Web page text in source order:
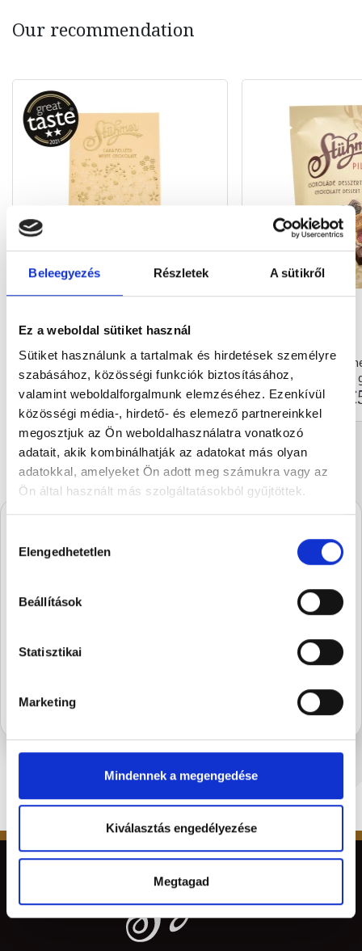
Beleegyezés Részletek A sütikről
Ez a weboldal sütiket használ
Sütiket használunk a tartalmak és hirdetések személyre
szabásához, közösségi funkciók biztosításához,
valamint weboldalforgalmunk elemzéséhez. Ezenkívül
közösségi média-, hirdető- és elemező partnereinkkel
megosztjuk az Ön weboldalhasználatra vonatkozó
adatait, akik kombinálhatják az adatokat más olyan
adatokkal, amelyeket Ön adott meg számukra vagy az
Ön által használt más szolgáltatásokból gyűjtöttek.
kiválasztása
Elengedhetetlen
Beállítások
Statisztikai
Marketing
Mindennek a megengedése
Kiválasztás engedélyezése
Megtagad
Our recommendation
Caramelized white chocolat...
90 g
€5.93
Moments
100
A Stühmernél mindig
Iratkozz fel, és elsőként értesülsz a